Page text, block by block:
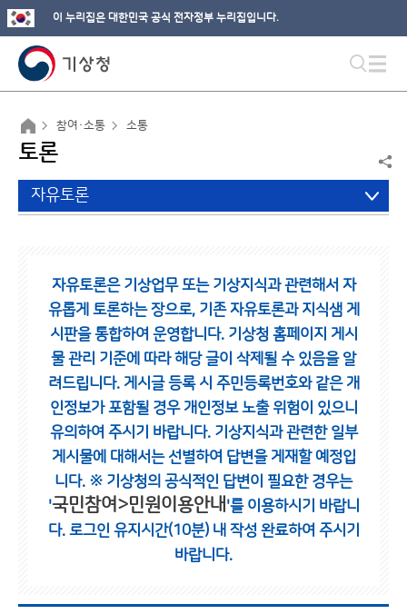
이 누리집은 대한민국 공식 전자정부 누리집입니다.
참여·소통 소통
토론
자유토론
자유토론은 기상업무 또는 기상지식과 관련해서 자
유롭게 토론하는 장으로, 기존 자유토론과 지식샘 게
시판을 통합하여 운영합니다. 기상청 홈페이지 게시
물 관리 기준에 따라 해당 글이 삭제될 수 있음을 알
려드립니다. 게시글 등록 시 주민등록번호와 같은 개
인정보가 포함될 경우 개인정보 노출 위험이 있으니
유의하여 주시기 바랍니다. 기상지식과 관련한 일부
게시물에 대해서는 선별하여 답변을 게재할 예정입
니다. ※ 기상청의 공식적인 답변이 필요한 경우는
'국민참여>민원이용안내 '를 이용하시기 바랍니
다. 로그인 유지시간(10분) 내 작성 완료하여 주시기
바랍니다.